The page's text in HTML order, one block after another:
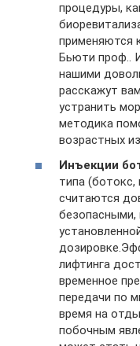
процедуры,
применяются
Бьюти проф..
нашими
расскажут
устранить
методика
возрастных
Инъекции
типа (ботокс,
считаются
безопасными,
лифтинга
временное
передачи по
время на
побочным